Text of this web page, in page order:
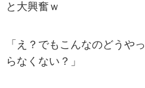
と大興奮ｗ
「え？でもこんなのどうや
らなくない？」